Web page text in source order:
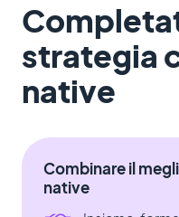
strategia
native
Combinare il
native